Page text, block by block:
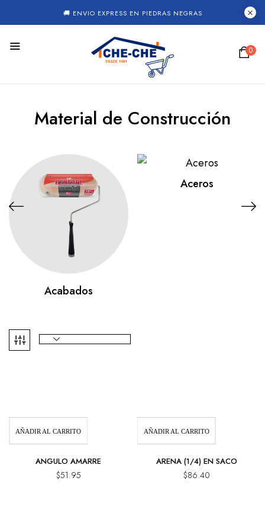
🚚 ENVIO EXPRESS EN PIEDRAS NEGRAS
0
Material de Construcción
Acabados
Aceros
AÑADIR AL CARRITO
ANGULO AMARRE
$51.95
AÑADIR AL CARRITO
ARENA (1/4) EN SACO
$86.40